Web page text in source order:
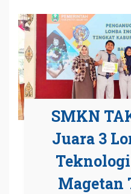
SMKN
Juara 3
Magetan